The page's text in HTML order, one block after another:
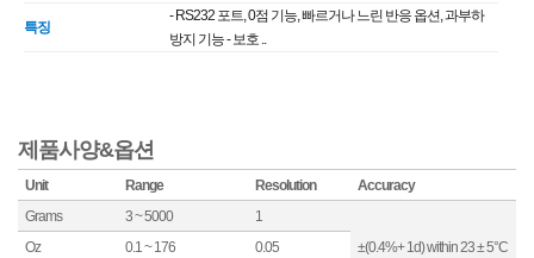
특징
- RS232 포트, 0점 기능, 빠르거나 느린 반응 옵션, 과부하
방지 기능 - 보호 ..
제품사양&옵션
Unit Range Resolution
Accuracy
Grams
3 ~ 5000
1
±(0.4%+ 1d) within 23 ± 5°C
Oz 0.1 ~ 176
0.05